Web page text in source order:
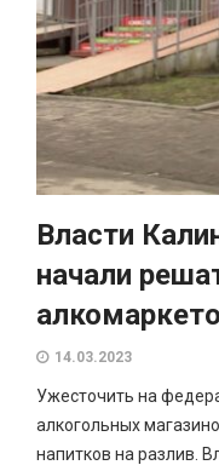
Власти
начали
14.03.2023
Ужесточить на
алкогольных
напитков на разлив.